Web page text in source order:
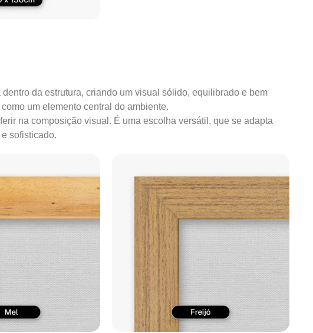
da estrutura, criando um visual sólido, equilibrado e bem
um elemento central do ambiente.
na composição visual. É uma escolha versátil, que se adapta
sofisticado.